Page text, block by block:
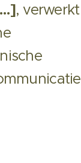
, verwerkt